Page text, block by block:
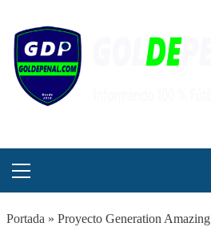
contenido
principal
Portada » Proyecto Generation Amazing